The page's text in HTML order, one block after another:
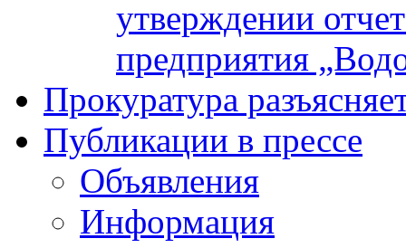
утверждении
предприятия
Прокуратура
Публикации в прессе
Объявления
Информация